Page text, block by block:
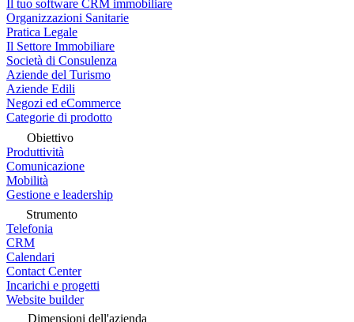
Il tuo software CRM immobiliare
Organizzazioni Sanitarie
Pratica Legale
Il Settore Immobiliare
Società di Consulenza
Aziende del Turismo
Aziende Edili
Negozi ed eCommerce
Categorie di prodotto
Obiettivo
Produttività
Comunicazione
Mobilità
Gestione e leadership
Strumento
Telefonia
CRM
Calendari
Contact Center
Incarichi e progetti
Website builder
Dimensioni dell'azienda